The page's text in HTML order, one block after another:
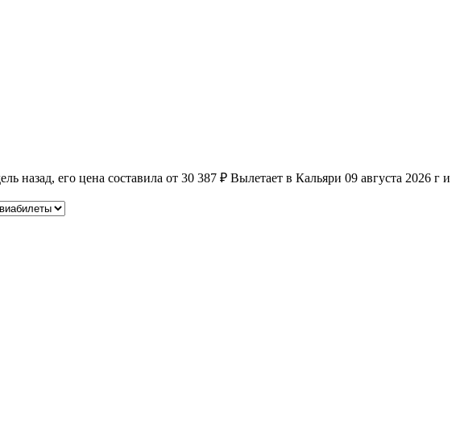
его цена составила от 30 387 ₽ Вылетает в Кальяри 09 августа 2026 г и